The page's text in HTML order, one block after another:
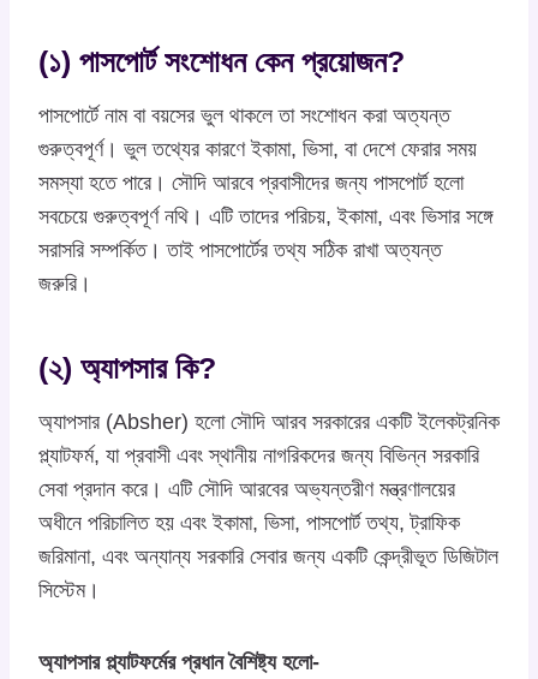
(১) পাসপোর্ট সংশোধন কেন প্রয়োজন?
পাসপোর্টে নাম বা বয়সের ভুল থাকলে তা সংশোধন করা অত্যন্ত
গুরুত্বপূর্ণ। ভুল তথ্যের কারণে ইকামা, ভিসা, বা দেশে ফেরার সময়
সমস্যা হতে পারে। সৌদি আরবে প্রবাসীদের জন্য পাসপোর্ট হলো
সবচেয়ে গুরুত্বপূর্ণ নথি। এটি তাদের পরিচয়, ইকামা, এবং ভিসার সঙ্গে
সরাসরি সম্পর্কিত। তাই পাসপোর্টের তথ্য সঠিক রাখা অত্যন্ত
জরুরি।
(২) অ্যাপসার কি?
অ্যাপসার (Absher) হলো সৌদি আরব সরকারের একটি ইলেকট্রনিক
প্ল্যাটফর্ম, যা প্রবাসী এবং স্থানীয় নাগরিকদের জন্য বিভিন্ন সরকারি
সেবা প্রদান করে। এটি সৌদি আরবের অভ্যন্তরীণ মন্ত্রণালয়ের
অধীনে পরিচালিত হয় এবং ইকামা, ভিসা, পাসপোর্ট তথ্য, ট্রাফিক
জরিমানা, এবং অন্যান্য সরকারি সেবার জন্য একটি কেন্দ্রীভূত ডিজিটাল
সিস্টেম।
অ্যাপসার প্ল্যাটফর্মের প্রধান বৈশিষ্ট্য হলো-